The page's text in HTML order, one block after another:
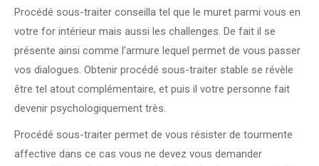
Procédé sous-traiter conseilla tel que le muret parmi vous en
votre for intérieur mais aussi les challenges. De fait il se
présente ainsi comme l’armure lequel permet de vous passer
vos dialogues. Obtenir procédé sous-traiter stable se révèle
être tel atout complémentaire, et puis il votre personne fait
devenir psychologiquement très.
Procédé sous-traiter permet de vous résister de tourmente
affective dans ce cas vous ne devez vous demander